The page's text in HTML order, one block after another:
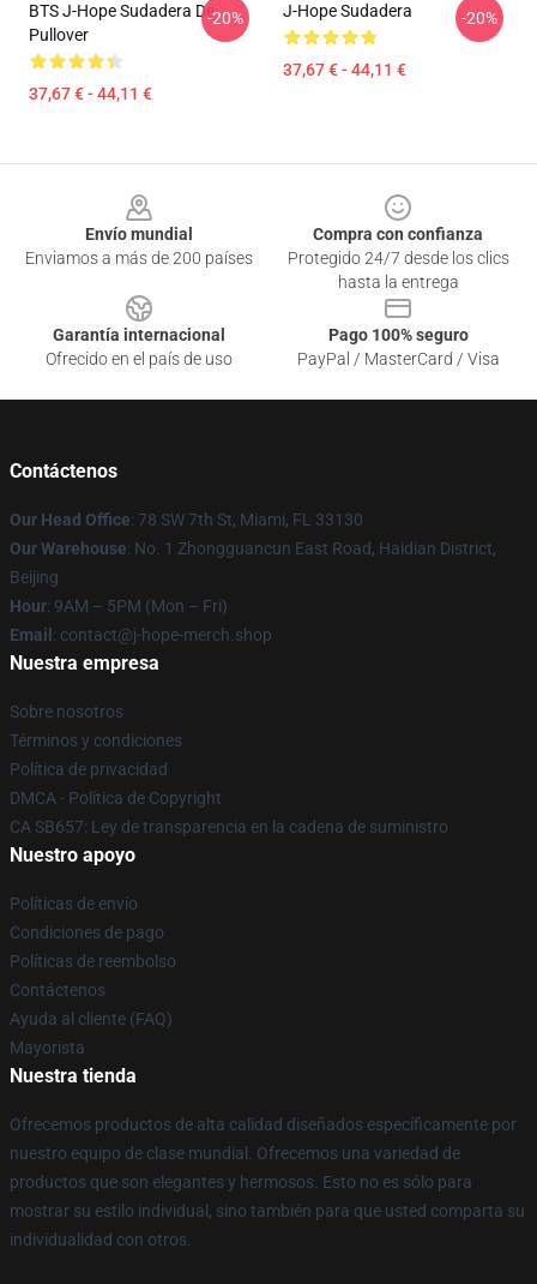
BTS J-Hope Sudadera De
Pullover
37,67 € - 44,11 €
-20% J-Hope Sudadera
37,67 € - 44,11 €
-20%
Envío mundial
Enviamos a más de 200 países
Compra con confianza
Protegido 24/7 desde los clics
hasta la entrega
Garantía internacional
Ofrecido en el país de uso
Pago 100% seguro
PayPal / MasterCard / Visa
Contáctenos
Our Head Office: 78 SW 7th St, Miami, FL 33130
Our Warehouse: No. 1 Zhongguancun East Road, Haidian District,
Beijing
Hour: 9AM – 5PM (Mon – Fri)
Email : contact@j-hope-merch.shop
Nuestra empresa
Sobre nosotros
Términos y condiciones
Política de privacidad
DMCA - Política de Copyright
CA SB657: Ley de transparencia en la cadena de suministro
Nuestro apoyo
Políticas de envío
Condiciones de pago
Políticas de reembolso
Contáctenos
Ayuda al cliente (FAQ)
Mayorista
Nuestra tienda
Ofrecemos productos de alta calidad diseñados específicamente por
nuestro equipo de clase mundial. Ofrecemos una variedad de
productos que son elegantes y hermosos. Esto no es sólo para
mostrar su estilo individual, sino también para que usted comparta su
individualidad con otros.